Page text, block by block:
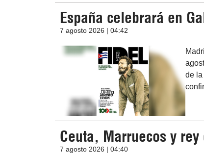
España celebrará en
7 agosto 2026 | 04:42
de
Ceuta, Marruecos y
7 agosto 2026 | 04:40